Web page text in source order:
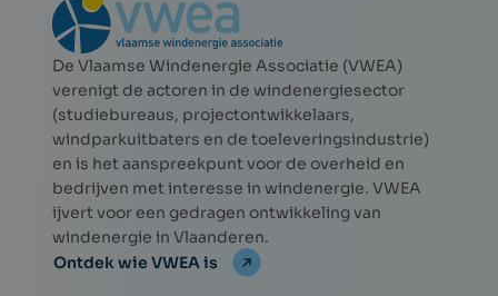
De Vlaamse Windenergie Associatie (VWEA)
verenigt de actoren in de windenergiesector
(studiebureaus, projectontwikkelaars,
windparkuitbaters en de toeleveringsindustrie)
en is het aanspreekpunt voor de overheid en
bedrijven met interesse in windenergie. VWEA
ijvert voor een gedragen ontwikkeling van
windenergie in Vlaanderen.
Ontdek wie VWEA is